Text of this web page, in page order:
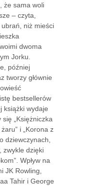
że sama woli
– czyta,
niż mieści
dwoma
Jorku.
później
tworzy głównie
bestsellerów
książki wydaje
się „Księżniczka
żaru” i „Korona z
dziewczynach,
zwykle dzięki
Wpływ na
JK Rowling,
Tahir i George